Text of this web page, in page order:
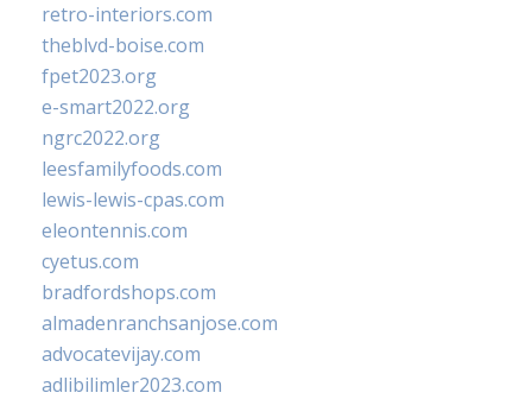
retro-interiors.com
theblvd-boise.com
fpet2023.org
e-smart2022.org
ngrc2022.org
leesfamilyfoods.com
lewis-lewis-cpas.com
eleontennis.com
cyetus.com
bradfordshops.com
almadenranchsanjose.com
advocatevijay.com
adlibilimler2023.com